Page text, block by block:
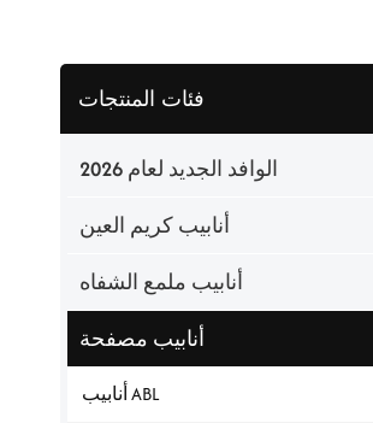
فئات المنتجات
الوافد الجديد لعام 2026
أنابيب كريم العين
أنابيب ملمع الشفاه
أنابيب مصفحة
أنابيب ABL